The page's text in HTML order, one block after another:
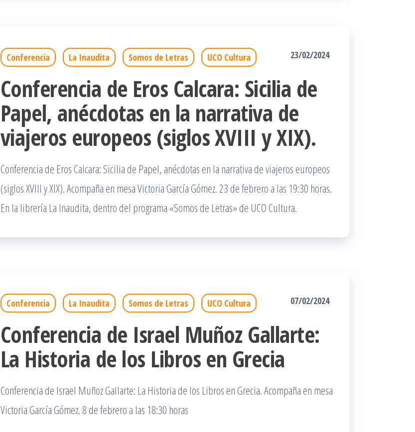
Conferencia La Inaudita Somos de Letras UCO Cultura 23/02/2024
Conferencia de Eros Calcara: Sicilia de
Papel, anécdotas en la narrativa de
viajeros europeos (siglos XVIII y XIX).
Conferencia de Eros Calcara: Sicilia de Papel, anécdotas en la narrativa de viajeros europeos
(siglos XVIII y XIX). Acompaña en mesa Victoria García Gómez. 23 de febrero a las 19:30 horas.
En la librería La Inaudita, dentro del programa «Somos de Letras» de UCO Cultura.
Conferencia La Inaudita Somos de Letras UCO Cultura 07/02/2024
Conferencia de Israel Muñoz Gallarte:
La Historia de los Libros en Grecia
Conferencia de Israel Muñoz Gallarte: La Historia de los Libros en Grecia. Acompaña en mesa
Victoria García Gómez. 8 de febrero a las 18:30 horas